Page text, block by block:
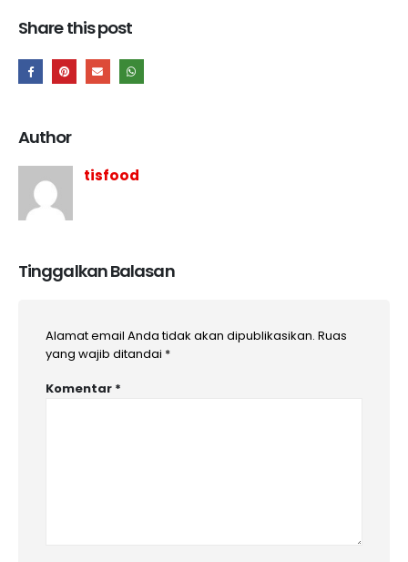
Share this post
Author
tisfood
Tinggalkan Balasan
Alamat email Anda tidak akan dipublikasikan. Ruas
yang wajib ditandai *
Komentar *